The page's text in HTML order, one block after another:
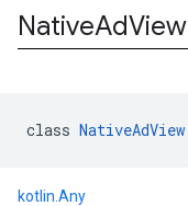
NativeAdView
class NativeAdView
kotlin.Any